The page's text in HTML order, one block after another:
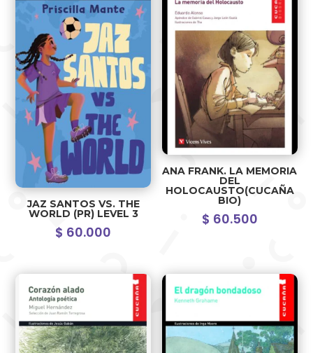
JAZ SANTOS VS. THE
WORLD (PR) LEVEL 3
$ 60.000
ANA FRANK. LA MEMORIA
DEL
HOLOCAUSTO(CUCAÑA
BIO)
$ 60.500